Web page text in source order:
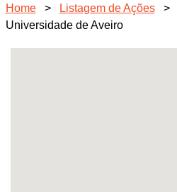
Home > Listagem de Ações >
Universidade de Aveiro